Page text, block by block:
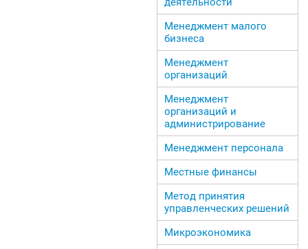
Менеджмент малого
бизнеса
Менеджмент
организаций
Менеджмент
организаций и
администрирование
Менеджмент персонала
Местные финансы
Метод принятия
управленческих решений
Микроэкономика